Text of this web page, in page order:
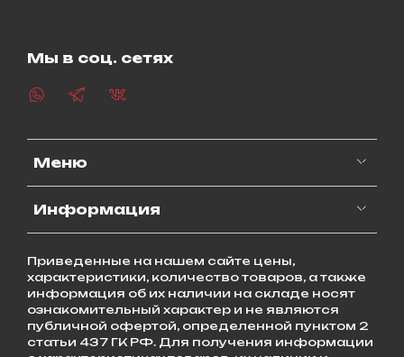
Меню
Информация
Мы в соц. сетях
Приведенные на нашем сайте цены,
характеристики, количество товаров, а также
информация об их наличии на складе носят
ознакомительный характер и не являются
публичной офертой, определенной пунктом 2
статьи 437 ГК РФ. Для получения информации